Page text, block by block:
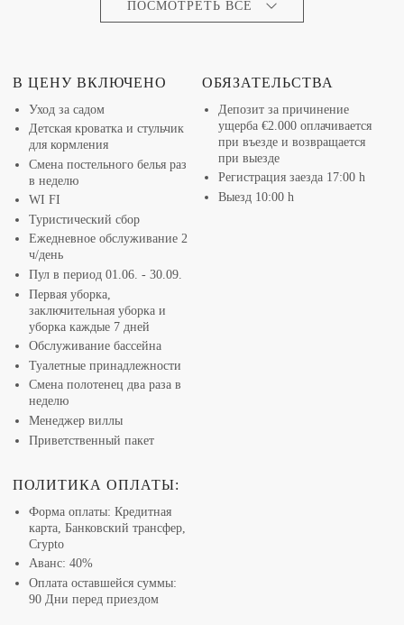
ПОСМОТРЕТЬ ВСЕ
В ЦЕНУ ВКЛЮЧЕНО
Уход за садом
Детская кроватка и стульчик
для кормления
Смена постельного белья раз
в неделю
WI FI
Туристический сбор
Ежедневное обслуживание 2
ч/день
Пул в период 01.06. - 30.09.
Первая уборка,
заключительная уборка и
уборка каждые 7 дней
Обслуживание бассейна
Туалетные принадлежности
Смена полотенец два раза в
неделю
Менеджер виллы
Приветственный пакет
ОБЯЗАТЕЛЬСТВА
Депозит за причинение
ущерба €2.000 оплачивается
при въезде и возвращается
при выезде
Регистрация заезда 17:00 h
Выезд 10:00 h
ПОЛИТИКА ОПЛАТЫ:
Форма оплаты: Кредитная
карта, Банковский трансфер,
Crypto
Аванс: 40%
Оплата оставшейся суммы:
90 Дни перед приездом